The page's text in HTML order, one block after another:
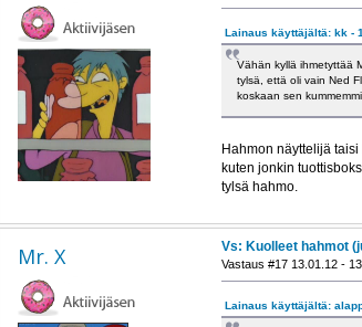
Lainaus käyttäjältä: kk -
Vähän kyllä ihmetyttää
tylsä, että oli vain Ned
koskaan sen
Hahmon näyttelijä
kuten jonkin
tylsä hahmo.
Mr. X Vs: Kuolleet hahmot
Vastaus #17 13.01.12 -
Lainaus käyttäjältä: